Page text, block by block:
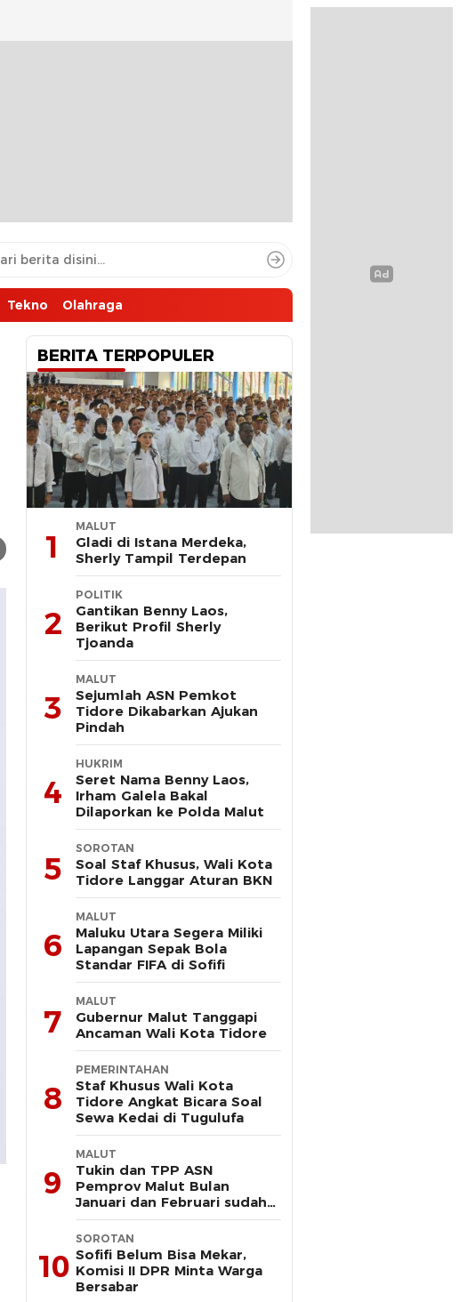
Tekno Olahraga
BERITA TERPOPULER
1
MALUT
Gladi di Istana Merdeka,
Sherly Tampil Terdepan
2
POLITIK
Gantikan Benny Laos,
Berikut Profil Sherly
Tjoanda
3
MALUT
Sejumlah ASN Pemkot
Tidore Dikabarkan Ajukan
Pindah
4
HUKRIM
Seret Nama Benny Laos,
Irham Galela Bakal
Dilaporkan ke Polda Malut
5
SOROTAN
Soal Staf Khusus, Wali Kota
Tidore Langgar Aturan BKN
6
MALUT
Maluku Utara Segera Miliki
Lapangan Sepak Bola
Standar FIFA di Sofifi
7
MALUT
Gubernur Malut Tanggapi
Ancaman Wali Kota Tidore
8
PEMERINTAHAN
Staf Khusus Wali Kota
Tidore Angkat Bicara Soal
Sewa Kedai di Tugulufa
9
MALUT
Tukin dan TPP ASN
Pemprov Malut Bulan
Januari dan Februari sudah
Diteken Gubernur
10
SOROTAN
Sofifi Belum Bisa Mekar,
Komisi II DPR Minta Warga
Bersabar